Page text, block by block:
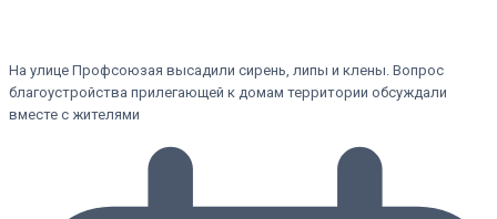
На улице Профсоюзая высадили сирень, липы и клены. Вопрос
благоустройства прилегающей к домам территории обсуждали
вместе с жителями